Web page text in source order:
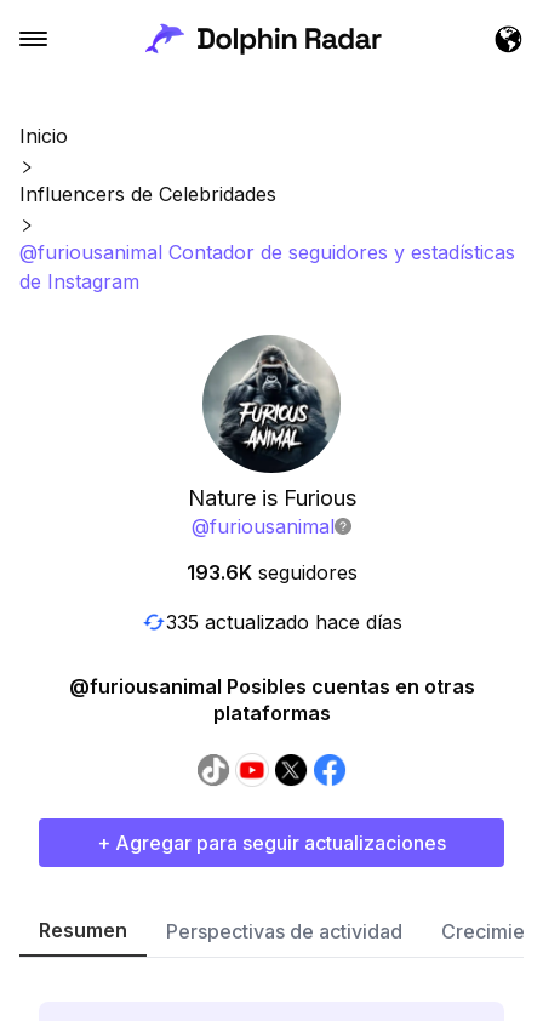
Inicio
Influencers de Celebridades
@furiousanimal Contador de seguidores y estadísticas
de Instagram
Nature is Furious
@furiousanimal
193.6K seguidores
335 actualizado hace días
@furiousanimal Posibles cuentas en otras
plataformas
+ Agregar para seguir actualizaciones
Resumen Perspectivas de actividad